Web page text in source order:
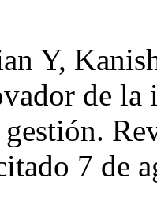
Y,
de la
gestión.
7 de